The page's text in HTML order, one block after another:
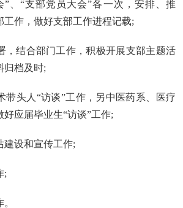
、“支部党员大会”各一次，安排、推
工作，做好支部工作进程记载;
结合部门工作，积极开展支部主题活
归档及时;
头人“访谈”工作，另中医药系、医疗
应届毕业生“访谈”工作;
设和宣传工作;
;